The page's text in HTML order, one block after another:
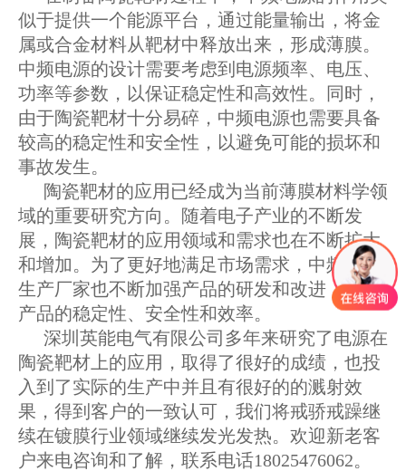
似于提供一个能源平台，通过能量输出，将金
属或合金材料从靶材中释放出来，形成薄膜。
中频电源的设计需要考虑到电源频率、电压、
功率等参数，以保证稳定性和高效性。同时，
由于陶瓷靶材十分易碎，中频电源也需要具备
较高的稳定性和安全性，以避免可能的损坏和
事故发生。
陶瓷靶材的应用已经成为当前薄膜材料学领
域的重要研究方向。随着电子产业的不断发
展，陶瓷靶材的应用领域和需求也在不断扩大
和增加。为了更好地满足市场需求，中频电源
生产厂家也不断加强产品的研发和改进，提高
产品的稳定性、安全性和效率。
深圳英能电气有限公司多年来研究了电源在
陶瓷靶材上的应用，取得了很好的成绩，也投
入到了实际的生产中并且有很好的的溅射效
果，得到客户的一致认可，我们将戒骄戒躁继
续在镀膜行业领域继续发光发热。欢迎新老客
户来电咨询和了解，联系电话18025476062。